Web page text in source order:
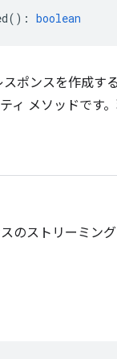
() : boolean
ポンスを作成
ィ メソッドです
のストリーミン